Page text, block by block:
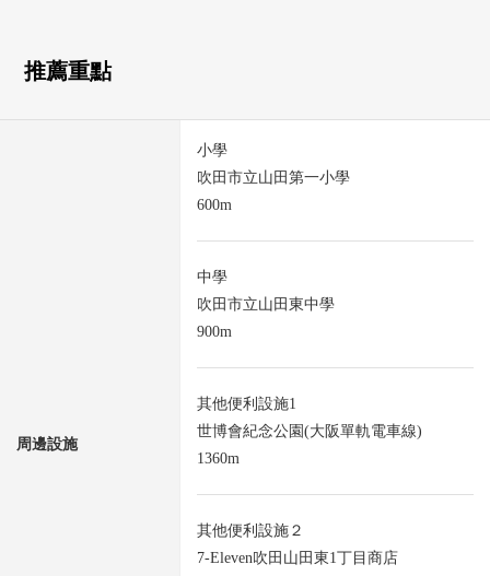
推薦重點
周邊設施
小學
吹田市立山田第一小學
600m
中學
吹田市立山田東中學
900m
其他便利設施1
世博會紀念公園(大阪單軌電車線)
1360m
其他便利設施２
7-Eleven吹田山田東1丁目商店